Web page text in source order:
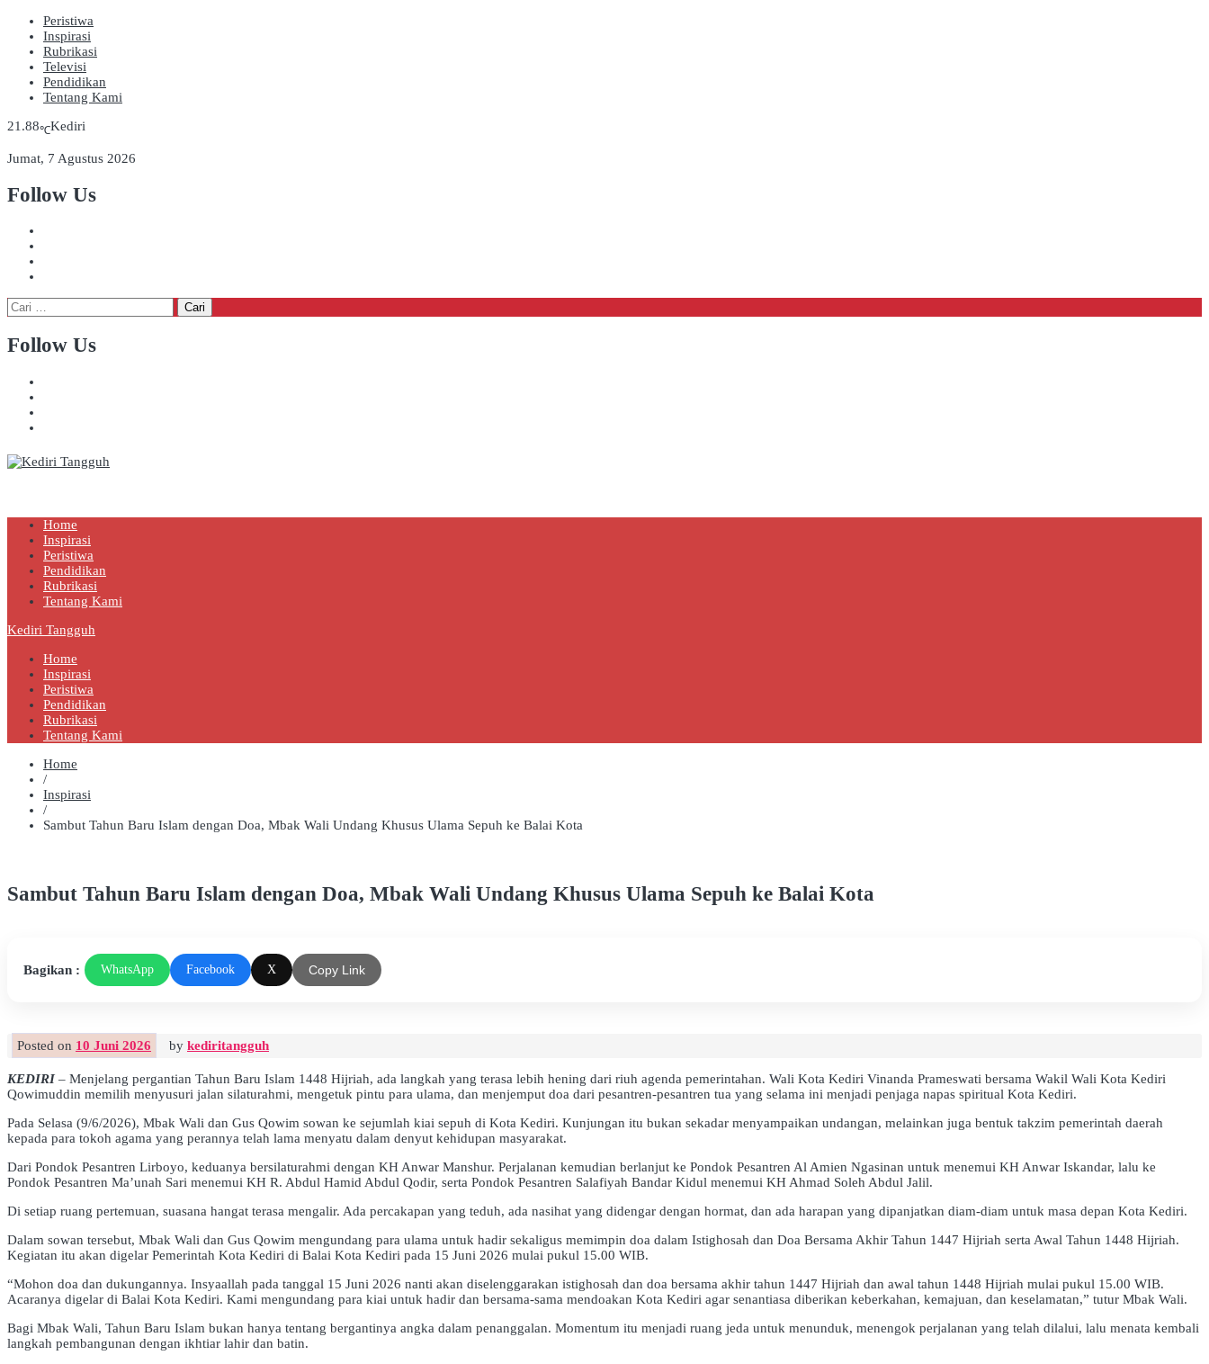
Peristiwa
Inspirasi
Rubrikasi
Televisi
Pendidikan
Tentang Kami
21.88℃Kediri
Jumat, 7 Agustus 2026
Follow Us
Cari
untuk:
Follow Us
Home
Inspirasi
Peristiwa
Pendidikan
Rubrikasi
Tentang Kami
Kediri Tangguh
Home
Inspirasi
Peristiwa
Pendidikan
Rubrikasi
Tentang Kami
Home
/
Inspirasi
/
Sambut Tahun Baru Islam dengan Doa, Mbak Wali Undang Khusus Ulama Sepuh ke Balai Kota
Sambut Tahun Baru Islam dengan Doa, Mbak Wali Undang Khusus Ulama Sepuh ke Balai Kota
Bagikan : WhatsApp Facebook X Copy Link
Posted on 10 Juni 2026 by kediritangguh
KEDIRI– Menjelang pergantian Tahun Baru Islam 1448 Hijriah, ada langkah yang terasa lebih hening dari riuh agenda pemerintahan. Wali Kota Kediri Vinanda Prameswati bersama Wakil Wali Kota Kediri
Qowimuddin memilih menyusuri jalan silaturahmi, mengetuk pintu para ulama, dan menjemput doa dari pesantren-pesantren tua yang selama ini menjadi penjaga napas spiritual Kota Kediri.
Pada Selasa (9/6/2026), Mbak Wali dan Gus Qowim sowan ke sejumlah kiai sepuh di Kota Kediri. Kunjungan itu bukan sekadar menyampaikan undangan, melainkan juga bentuk takzim pemerintah daerah
kepada para tokoh agama yang perannya telah lama menyatu dalam denyut kehidupan masyarakat.
Dari Pondok Pesantren Lirboyo, keduanya bersilaturahmi dengan KH Anwar Manshur. Perjalanan kemudian berlanjut ke Pondok Pesantren Al Amien Ngasinan untuk menemui KH Anwar Iskandar, lalu ke
Pondok Pesantren Ma’unah Sari menemui KH R. Abdul Hamid Abdul Qodir, serta Pondok Pesantren Salafiyah Bandar Kidul menemui KH Ahmad Soleh Abdul Jalil.
Di setiap ruang pertemuan, suasana hangat terasa mengalir. Ada percakapan yang teduh, ada nasihat yang didengar dengan hormat, dan ada harapan yang dipanjatkan diam-diam untuk masa depan Kota Kediri.
Dalam sowan tersebut, Mbak Wali dan Gus Qowim mengundang para ulama untuk hadir sekaligus memimpin doa dalam Istighosah dan Doa Bersama Akhir Tahun 1447 Hijriah serta Awal Tahun 1448 Hijriah.
Kegiatan itu akan digelar Pemerintah Kota Kediri di Balai Kota Kediri pada 15 Juni 2026 mulai pukul 15.00 WIB.
“Mohon doa dan dukungannya. Insyaallah pada tanggal 15 Juni 2026 nanti akan diselenggarakan istighosah dan doa bersama akhir tahun 1447 Hijriah dan awal tahun 1448 Hijriah mulai pukul 15.00 WIB.
Acaranya digelar di Balai Kota Kediri. Kami mengundang para kiai untuk hadir dan bersama-sama mendoakan Kota Kediri agar senantiasa diberikan keberkahan, kemajuan, dan keselamatan,” tutur Mbak Wali.
Bagi Mbak Wali, Tahun Baru Islam bukan hanya tentang bergantinya angka dalam penanggalan. Momentum itu menjadi ruang jeda untuk menunduk, menengok perjalanan yang telah dilalui, lalu menata kembali
langkah pembangunan dengan ikhtiar lahir dan batin.